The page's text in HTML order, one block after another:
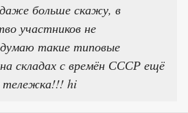
больше скажу, в
участников не
такие типовые
складах с времён СССР ещё
тележка!!! hi